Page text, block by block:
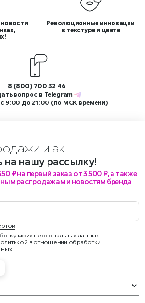
Революционные инновации
в текстуре и цвете
8 (800) 700 32 46
вопрос в Telegram
с 9:00 до 21:00 (по МСК времени)
и а
нашу рассылку!
₽ на первый заказ от 3 500 ₽, а также
распродажам и новостям бренда
моих персональных данных
в отношении обработки